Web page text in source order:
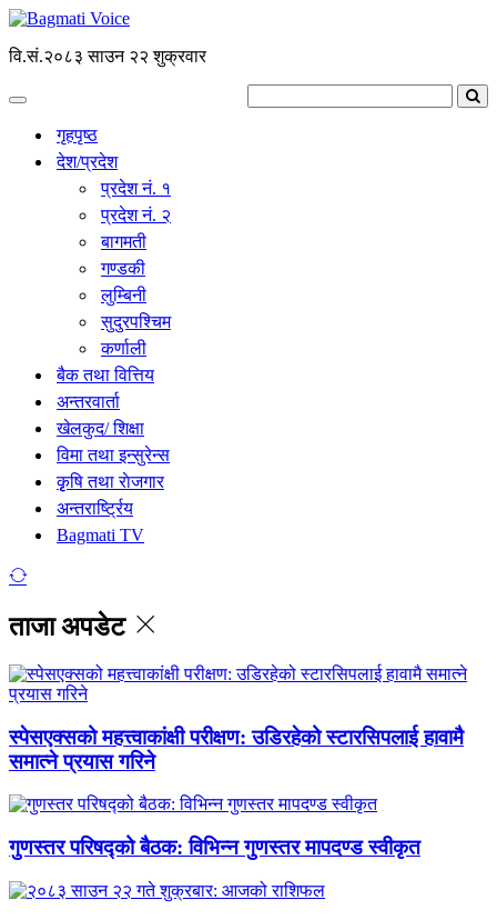
वि.सं.२०८३ साउन २२ शुक्रवार
गृहपृष्ठ
देश/प्रदेश
प्रदेश नं. १
प्रदेश नं. २
बागमती
गण्डकी
लुम्बिनी
सुदुरपश्चिम
कर्णाली
बैक तथा वित्तिय
अन्तरवार्ता
खेलकुद/ शिक्षा
विमा तथा इन्सुरेन्स
कृृषि तथा राेजगार
अन्तरार्ष्ट्रिय
Bagmati TV
ताजा अपडेट
स्पेसएक्सको महत्त्वाकांक्षी परीक्षण: उडिरहेको स्टारसिपलाई हावामै
समात्ने प्रयास गरिने
गुणस्तर परिषद्को बैठक: विभिन्न गुणस्तर मापदण्ड स्वीकृत